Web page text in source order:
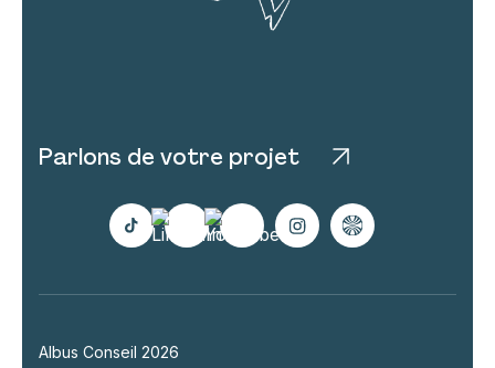
Parlons de votre projet
Albus Conseil 2026